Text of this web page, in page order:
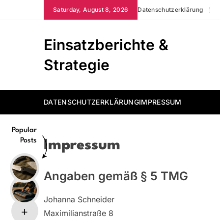
Saturday, August 8, 2026 Datenschutzerklärung
Einsatzberichte &
Strategie
DATENSCHUTZERKLÄRUNGIMPRESSUM
Popular
Posts
Impressum
Angaben gemäß § 5 TMG
Johanna Schneider
Maximilianstraße 8